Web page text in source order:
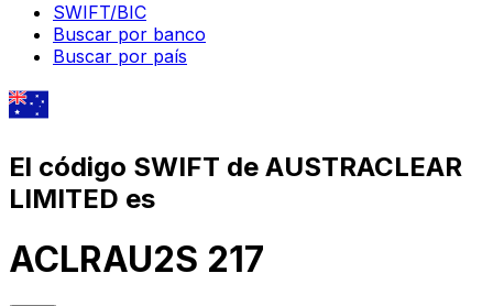
SWIFT/BIC
Buscar por banco
Buscar por país
El código SWIFT de AUSTRACLEAR
LIMITED es
ACLRAU2S 217